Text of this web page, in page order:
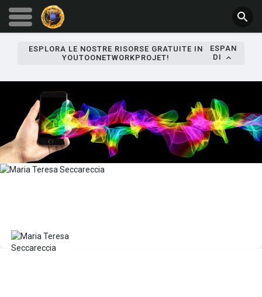
ESPLORA LE NOSTRE RISORSE GRATUITE IN
YOUTOONETWORKPROJET!
ESPAN
DI